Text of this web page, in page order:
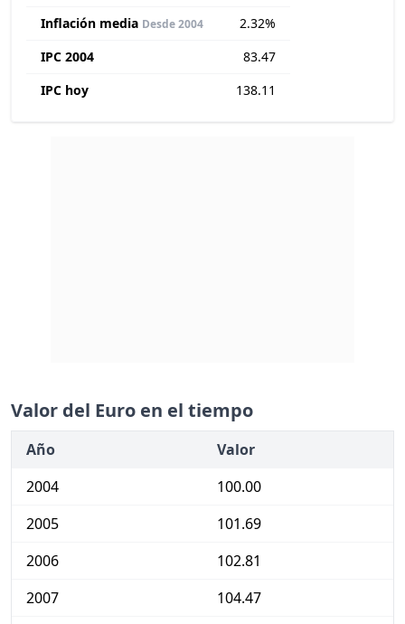
Inflación media Desde 2004
2.32%
IPC 2004
83.47
IPC hoy
138.11
Valor del Euro en el tiempo
Año
Valor
2004
100.00
2005
101.69
2006
102.81
2007
104.47